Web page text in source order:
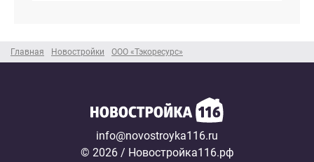
Главная Новостройки ООО «Тэкоресурс»
info@novostroyka116.ru
© 2026 / Новостройка116.рф